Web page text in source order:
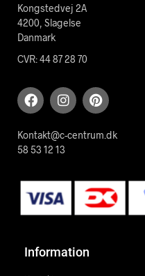
Kongstedvej 2A
4200, Slagelse
Danmark
CVR: 44 87 28 70
Kontakt@c-centrum.dk
58 53 12 13
Information